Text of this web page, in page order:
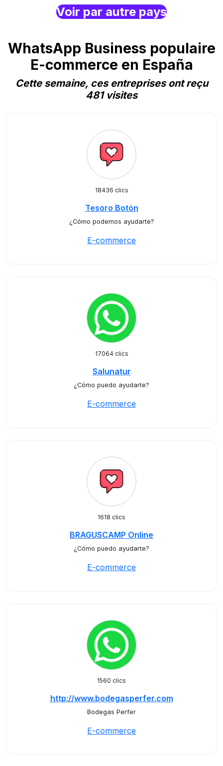
Voir par autre pays
WhatsApp Business populaire
E-commerce en España
Cette semaine, ces entreprises ont reçu
481 visites
18436 clics
Tesoro Botón
¿Cómo podemos ayudarte?
E-commerce
17064 clics
Salunatur
¿Cómo puedo ayudarte?
E-commerce
1618 clics
BRAGUSCAMP Online
¿Cómo puedo ayudarte?
E-commerce
1560 clics
http://www.bodegasperfer.com
Bodegas Perfer
E-commerce